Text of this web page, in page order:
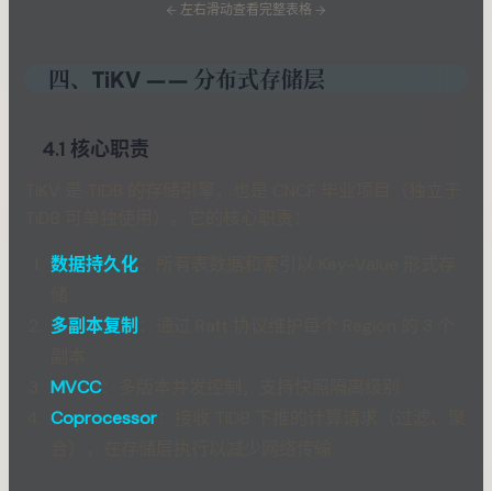
← 左右滑动查看完整表格 →
四、TiKV —— 分布式存储层
4.1 核心职责
数据持久化：所有表数据和索引以 Key-Value 形式存
多副本复制
MVCC：多版本并发控制，支持快照隔离级别
Coprocessor：接收 TiDB 下推的计算请求（过滤、聚